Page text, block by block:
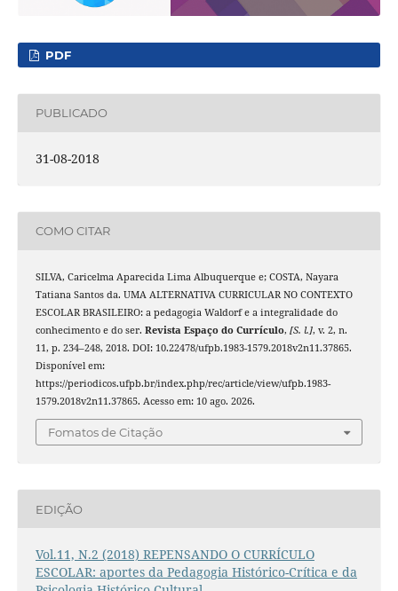
PDF
PUBLICADO
31-08-2018
COMO CITAR
SILVA, Caricelma Aparecida Lima Albuquerque e; COSTA, Nayara
Tatiana Santos da. UMA ALTERNATIVA CURRICULAR NO CONTEXTO
ESCOLAR BRASILEIRO: a pedagogia Waldorf e a integralidade do
conhecimento e do ser. Revista Espaço do Currículo, [S. l.], v. 2, n.
11, p. 234–248, 2018. DOI: 10.22478/ufpb.1983-1579.2018v2n11.37865.
Disponível em:
https://periodicos.ufpb.br/index.php/rec/article/view/ufpb.1983-
1579.2018v2n11.37865. Acesso em: 10 ago. 2026.
Fomatos de Citação
EDIÇÃO
Vol.11, N.2 (2018) REPENSANDO O CURRÍCULO
ESCOLAR: aportes da Pedagogia Histórico-Crítica e da